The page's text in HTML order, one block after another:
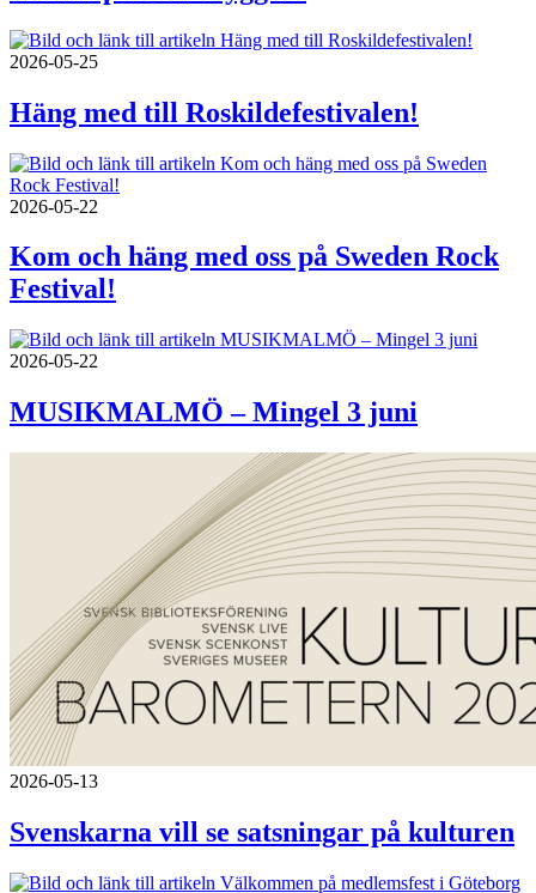
2026-05-25
Häng med till Roskildefestivalen!
2026-05-22
Kom och häng med oss på Sweden Rock
Festival!
2026-05-22
MUSIKMALMÖ – Mingel 3 juni
2026-05-13
Svenskarna vill se satsningar på kulturen